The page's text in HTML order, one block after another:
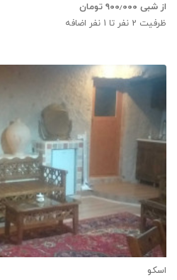
از شبی ۹۰۰٫۰۰۰ تومان
ظرفیت 2 نفر تا 1 نفر اضافه
اسکو